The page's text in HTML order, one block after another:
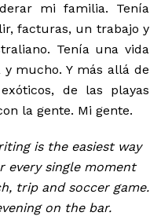
mi familia. Tenía
facturas, un trabajo y
Tenía una vida
mucho. Y más allá de
de las playas
la gente. Mi gente.
is the easiest way
every single moment
trip and soccer game.
on the bar.